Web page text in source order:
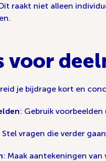
raakt niet alleen
voor
je bijdrage kort en
: Gebruik
Stel vragen die verder
: Maak aantekeningen